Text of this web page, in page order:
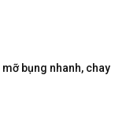
bụng nhanh, chay